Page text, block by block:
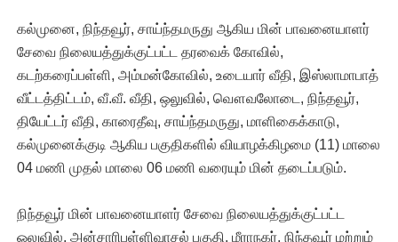
கல்முனை, நிந்தவூர், சாய்ந்தமருது ஆகிய மின் பாவனையாளர்
சேவை நிலையத்துக்குட்பட்ட தரவைக் கோவில்,
கடற்கரைப்பள்ளி, அம்மன்கோவில், உடையார் வீதி, இஸ்லாமாபாத்
வீட்டத்திட்டம், வீ.வீ. வீதி, ஒலுவில், வௌவலோடை, நிந்தவூர்,
தியேட்டர் வீதி, காரைதீவு, சாய்ந்தமருது, மாளிகைக்காடு,
கல்முனைக்குடி ஆகிய பகுதிகளில் வியாழக்கிழமை (11) மாலை
04 மணி முதல் மாலை 06 மணி வரையும் மின் தடைப்படும்.
நிந்தவூர் மின் பாவனையாளர் சேவை நிலையத்துக்குட்பட்ட
ஒலுவில், அன்சாரிபள்ளிவாசல் பகுதி, மீராநகர், நிந்தவூர் மற்றும்